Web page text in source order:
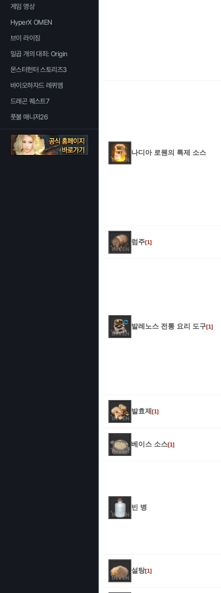
게임 영상
HyperX OMEN
브이 라이징
일곱 개의 대죄: Origin
몬스터헌터 스토리즈3
바이오하자드 레퀴엠
드래곤 퀘스트7
풋볼 매니저26
나디아 로웬의 특제 소스
럼주[1]
발레노스 전통 요리 도구[1]
발효제 [1]
베이스 소스[1]
빈 병
설탕[1]